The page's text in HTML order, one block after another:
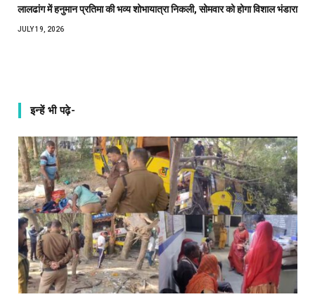
लालढांग में हनुमान प्रतिमा की भव्य शोभायात्रा निकली, सोमवार को होगा विशाल भंडारा
JULY 19, 2026
इन्हें भी पढ़े-